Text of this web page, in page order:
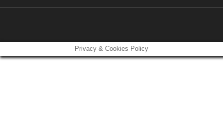
Privacy & Cookies Policy